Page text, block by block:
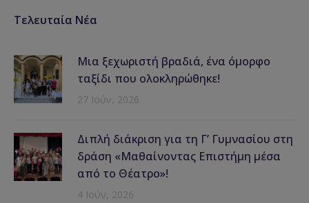
Τελευταία Νέα
Μια ξεχωριστή βραδιά, ένα όμορφο
ταξίδι που ολοκληρώθηκε!
27 Ιούν, 2026
Διπλή διάκριση για τη Γ’ Γυμνασίου στη
δράση «Μαθαίνοντας Επιστήμη μέσα
από το Θέατρο»!
4 Ιούν, 2026